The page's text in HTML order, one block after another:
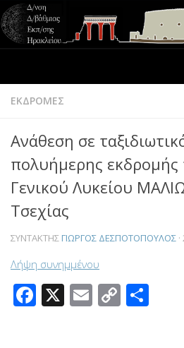
ΕΚΔΡΟΜΕΣ
Ανάθεση σε
πολυήμερης εκδρομής
Γενικού Λυκείου
Τσεχίας
ΣΥΝΤΆΚΤΗΣ ΓΙΏΡΓΟΣ ΔΕΣΠΟΤΌΠΟΥΛΟΣ ·
Λήψη συνημμένου
Facebook
X Email
Copy